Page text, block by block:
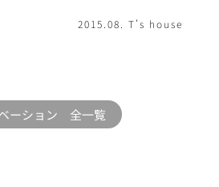
2015.08. T’s house
ーション 全一覧